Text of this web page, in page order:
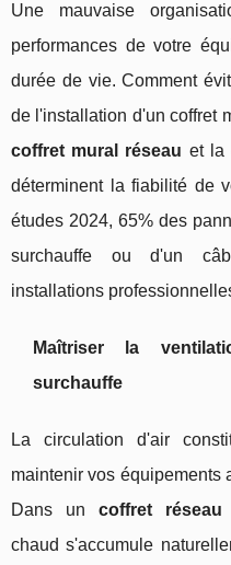
Une mauvaise
performances de votre
durée de vie. Comment
de l'installation d'un coffret
coffret mural réseau et la
déterminent la fiabilité de
études 2024, 65% des
surchauffe ou d'un
installations
Maîtriser la
surchauffe
La circulation d'air
maintenir vos équipements
Dans un coffret réseau
chaud s'accumule